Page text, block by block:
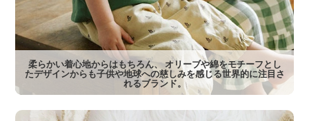
柔らかい着心地からはもちろん、 オリーブや綿をモチーフとし
たデザインからも子供や地球への慈しみを感じる世界的に注目さ
れるブランド。